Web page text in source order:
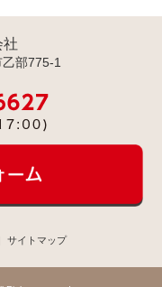
社
部775-1
サイトマップ